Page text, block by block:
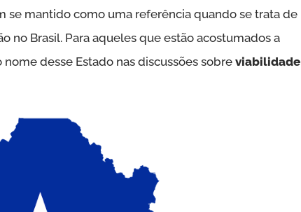
se mantido como uma referência quando se trata de
no Brasil. Para aqueles que estão acostumados a
desse Estado nas discussões sobreviabilidade